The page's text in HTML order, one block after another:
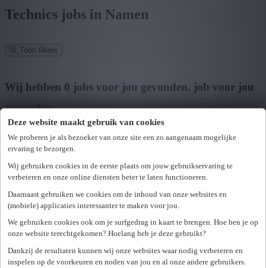
Deze website maakt gebruik van cookies
We proberen je als bezoeker van onze site een zo aangenaam mogelijke
ervaring te bezorgen.
Wij gebruiken cookies in de eerste plaats om jouw gebruikservaring te
verbeteren en onze online diensten beter te laten functioneren.
Daarnaast gebruiken we cookies om de inhoud van onze websites en
(mobiele) applicaties interessanter te maken voor jou.
We gebruiken cookies ook om je surfgedrag in kaart te brengen. Hoe ben je op
onze website terechtgekomen? Hoelang heb je deze gebruikt?
Dankzij de resultaten kunnen wij onze websites waar nodig verbeteren en
inspelen op de voorkeuren en noden van jou en al onze andere gebruikers.
Technics jobs in Namen
Toon filters
Zoek op functie, jobtitel, bedrijf,...
Postcode of gemeente
Zoek vacatures
Mijn gekozen filters
Wis alle filters
Wij hebben 0 jobs voor jou gevonden. job voor jou
gevonden
Opnieuw aanmelden.
Er is een fout opgetreden. Gelieve later opnieuw te proberen.
Sluiten